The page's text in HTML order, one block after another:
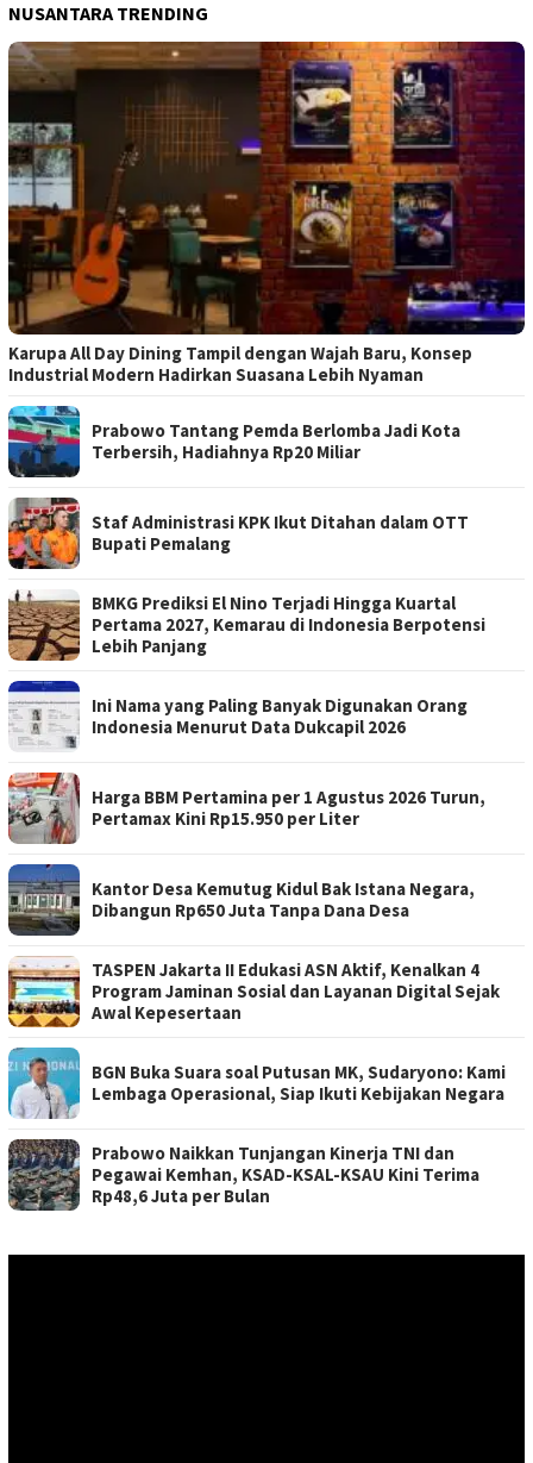
NUSANTARA TRENDING
Karupa All Day Dining Tampil dengan Wajah Baru, Konsep
Industrial Modern Hadirkan Suasana Lebih Nyaman
Prabowo Tantang Pemda Berlomba Jadi Kota
Terbersih, Hadiahnya Rp20 Miliar
Staf Administrasi KPK Ikut Ditahan dalam OTT
Bupati Pemalang
BMKG Prediksi El Nino Terjadi Hingga Kuartal
Pertama 2027, Kemarau di Indonesia Berpotensi
Lebih Panjang
Ini Nama yang Paling Banyak Digunakan Orang
Indonesia Menurut Data Dukcapil 2026
Harga BBM Pertamina per 1 Agustus 2026 Turun,
Pertamax Kini Rp15.950 per Liter
Kantor Desa Kemutug Kidul Bak Istana Negara,
Dibangun Rp650 Juta Tanpa Dana Desa
TASPEN Jakarta II Edukasi ASN Aktif, Kenalkan 4
Program Jaminan Sosial dan Layanan Digital Sejak
Awal Kepesertaan
BGN Buka Suara soal Putusan MK, Sudaryono: Kami
Lembaga Operasional, Siap Ikuti Kebijakan Negara
Prabowo Naikkan Tunjangan Kinerja TNI dan
Pegawai Kemhan, KSAD-KSAL-KSAU Kini Terima
Rp48,6 Juta per Bulan